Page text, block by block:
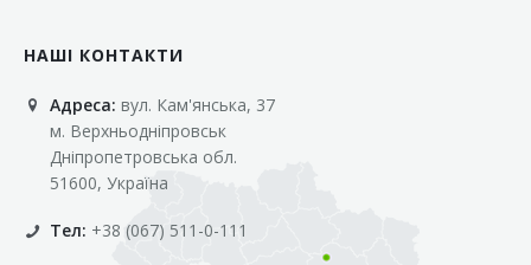
«Свіжачок»
«Сільпо»
«Фора»
«Фреш»
«Фуршет»
НАШІ КОНТАКТИ
Адреса: вул. Кам'янська, 37
м. Верхньодніпровськ
Дніпропетровська обл.
51600, Україна
Тел: +38 (067) 511-0-111